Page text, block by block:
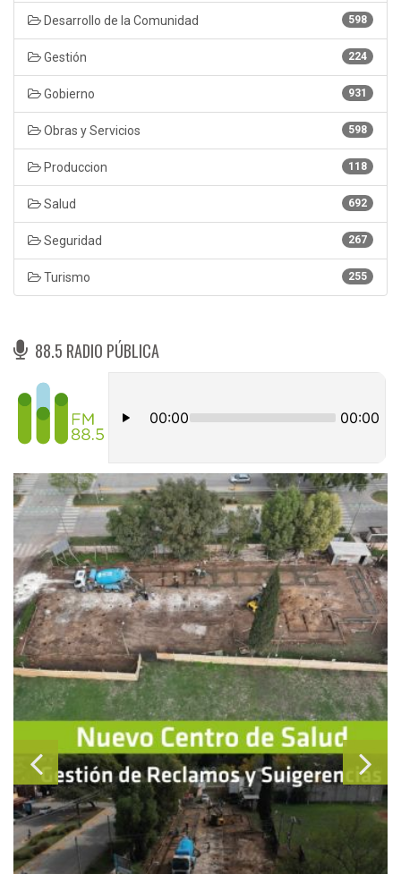
598
Desarrollo de la Comunidad
224
Gestión
931
Gobierno
598
Obras y Servicios
118
Produccion
692
Salud
267
Seguridad
255
Turismo
88.5 RADIO PÚBLICA